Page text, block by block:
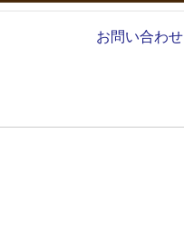
お問い合わせ